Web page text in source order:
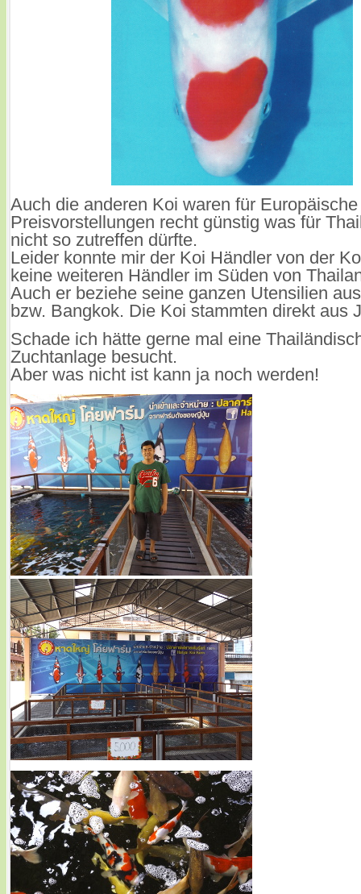
Auch die anderen Koi waren für Europäische
Preisvorstellungen recht günstig was für
nicht so zutreffen dürfte.
Leider konnte mir der Koi Händler von der
keine weiteren Händler im Süden von
Auch er beziehe seine ganzen Utensilien
bzw. Bangkok. Die Koi stammten direkt aus
Schade ich hätte gerne mal eine
Zuchtanlage besucht.
Aber was nicht ist kann ja noch werden!